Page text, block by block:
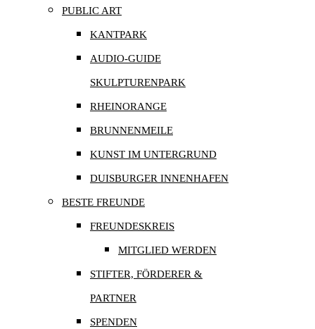
PUBLIC ART
KANTPARK
AUDIO-GUIDE
SKULPTURENPARK
RHEINORANGE
BRUNNENMEILE
KUNST IM UNTERGRUND
DUISBURGER INNENHAFEN
BESTE FREUNDE
FREUNDESKREIS
MITGLIED WERDEN
STIFTER, FÖRDERER &
PARTNER
SPENDEN